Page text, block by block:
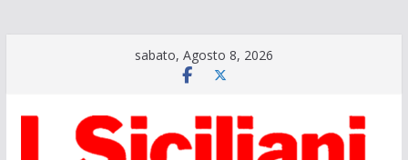
sabato, Agosto 8, 2026